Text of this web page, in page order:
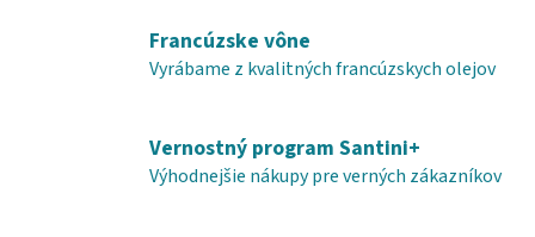
v
k
ý
p
Francúzske vône
Vyrábame z kvalitných francúzskych olejov
Vernostný program Santini+
Výhodnejšie nákupy pre verných zákazníkov